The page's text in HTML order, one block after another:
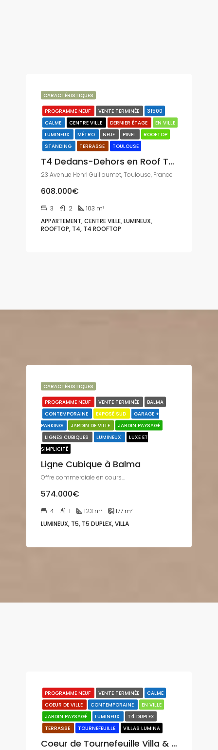
CARACTÉRISTIQUES
PROGRAMME NEUF VENTE TERMINÉE
31500
CALME
CENTRE VILLE DERNIER ÉTAGE
EN VILLE
LUMINEUX
MÉTRO NEUF PINEL
ROOFTOP
STANDING
TERRASSE TOULOUSE
T4 Dedans-Dehors en Roof Top
23 Avenue Henri Guillaumet, Toulouse, France
608.000€
3 2 103 m²
APPARTEMENT, CENTRE VILLE, LUMINEUX,
ROOFTOP, T4, T4 ROOFTOP
CARACTÉRISTIQUES
PROGRAMME NEUF VENTE TERMINÉE
BALMA
CONTEMPORAINE
EXPOSÉ SUD
GARAGE +
PARKING
JARDIN DE VILLE
JARDIN PAYSAGÉ
LIGNES CUBIQUES
LUMINEUX
LUXE ET
SIMPLICITÉ
Ligne Cubique à Balma
Offre commerciale en cours...
574.000€
4 1 123 m² 177 m²
LUMINEUX, T5, T5 DUPLEX, VILLA
PROGRAMME NEUF VENTE TERMINÉE
CALME
COEUR DE VILLE
CONTEMPORAINE
EN VILLE
JARDIN PAYSAGÉ
LUMINEUX
T4 DUPLEX
TERRASSE
TOURNEFEUILLE VILLAS LUMINA
Coeur de Tournefeuille Villa & Jardin T4